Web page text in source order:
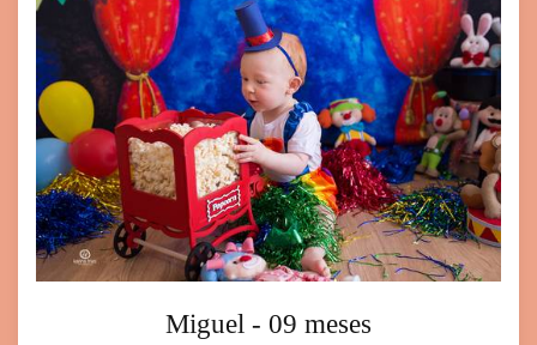
Miguel - 09 meses